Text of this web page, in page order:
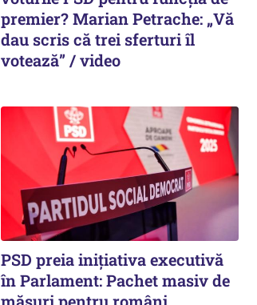
premier? Marian Petrache: „Vă
dau scris că trei sferturi îl
votează” / video
PSD preia inițiativa executivă
în Parlament: Pachet masiv de